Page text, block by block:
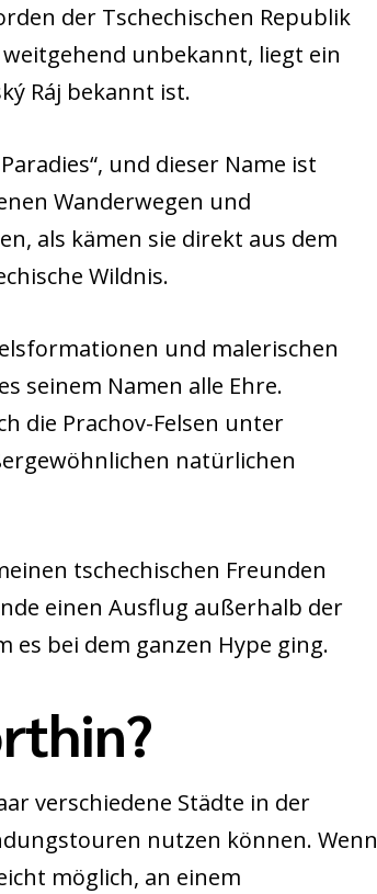
der Tschechischen Republik
unbekannt, liegt ein
Ráj bekannt ist.
und dieser Name ist
Wanderwegen und
als kämen sie direkt aus dem
Wildnis.
und malerischen
seinem Namen alle Ehre.
die Prachov-Felsen unter
natürlichen
tschechischen Freunden
einen Ausflug außerhalb der
bei dem ganzen Hype ging.
verschiedene Städte in der
nutzen können. Wenn
möglich, an einem